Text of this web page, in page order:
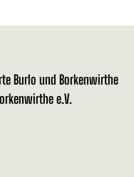
Burlo und Borkenwirthe
e.V.